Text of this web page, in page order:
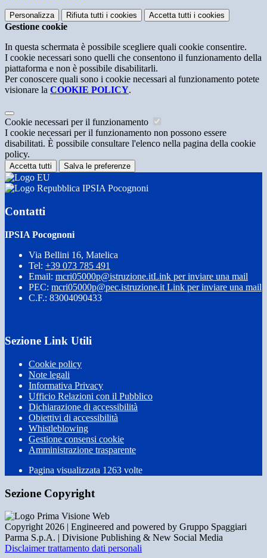
Personalizza Rifiuta tutti i cookies Accetta tutti i cookies
Gestione cookie
In questa schermata è possibile scegliere quali cookie consentire.
I cookie necessari sono quelli che consentono il funzionamento della
piattaforma e non è possibile disabilitarli.
Per conoscere quali sono i cookie necessari al funzionamento potete
visionare la COOKIE POLICY.
Cookie necessari per il funzionamento
I cookie necessari per il funzionamento non possono essere
disabilitati. È possibile consultare l'elenco nella pagina della cookie
policy.
Accetta tutti Salva le preferenze
IPSIA Pocognoni
Contatti
IPSIA Pocognoni
Via Bellini 16, Matelica
Tel: +39 073 785 491
Email: mcri05000p@istruzione.itLink per inviare una mail
PEC: mcri05000p@pec.istruzione.it Link per inviare una mail
C.F.: 83004090433
Sezione Link Utili
Cookie policy
Note legali
Informativa Privacy
Ufficio Relazioni con il Pubblico
Dichiarazione di accessibilità
Obiettivi di accessibilità
Whistleblowing
Gestione consensi cookie
Amministrazione trasparente
Pagina visualizzata 1263 volte
Sezione Copyright
Copyright 2026 | Engineered and powered by Gruppo Spaggiari
Parma S.p.A. | Divisione Publishing & New Social Media
Disclaimer trattamento dati personali